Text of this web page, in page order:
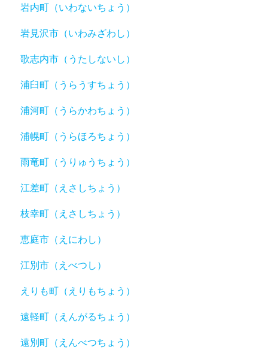
岩内町（いわないちょう）
岩見沢市（いわみざわし）
歌志内市（うたしないし）
浦臼町（うらうすちょう）
浦河町（うらかわちょう）
浦幌町（うらほろちょう）
雨竜町（うりゅうちょう）
江差町（えさしちょう）
枝幸町（えさしちょう）
恵庭市（えにわし）
江別市（えべつし）
えりも町（えりもちょう）
遠軽町（えんがるちょう）
遠別町（えんべつちょう）